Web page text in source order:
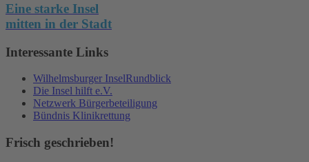
Eine starke Insel
mitten in der Stadt
Interessante Links
Wilhelmsburger InselRundblick
Die Insel hilft e.V.
Netzwerk Bürgerbeteiligung
Bündnis Klinikrettung
Frisch geschrieben!